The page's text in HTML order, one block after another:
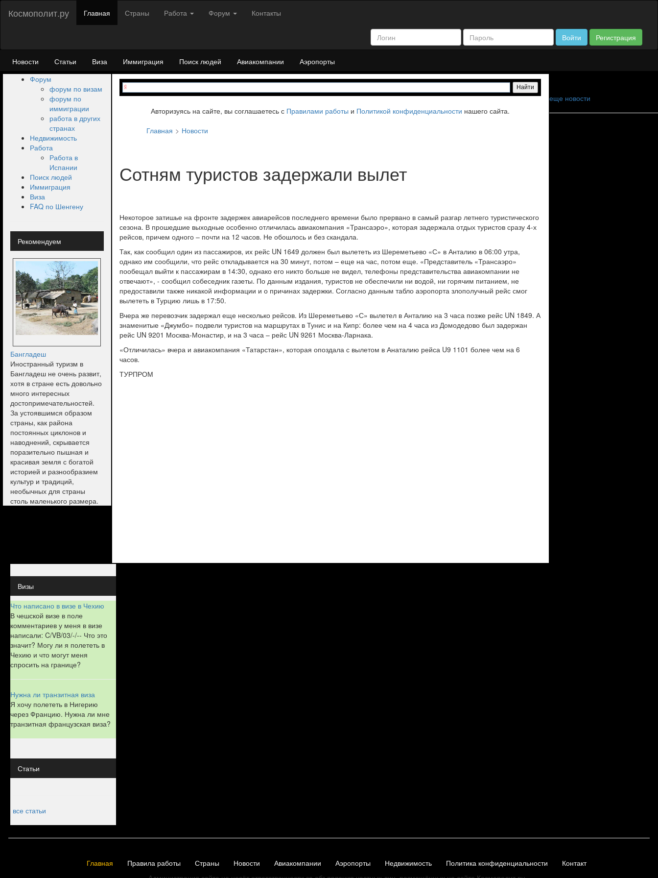
Космополит.ру Главная Страны Работа Форум Контакты
Войти Регистрация
Новости Статьи Виза Иммиграция Поиск людей Авиакомпании
Аэропорты
Форум
форум по визам
форум по
иммиграции
работа в других
странах
Недвижимость
Работа
Работа в
Испании
Поиск людей
Иммиграция
Виза
FAQ по Шенгену
Рекомендуем
Бангладеш
Иностранный туризм в
Бангладеш не очень развит,
хотя в стране есть довольно
много интересных
достопримечательностей.
За устоявшимся образом
страны, как района
постоянных циклонов и
наводнений, скрывается
поразительно пышная и
красивая земля с богатой
историей и разнообразием
культур и традиций,
необычных для страны
столь маленького размера.
Авторизуясь на сайте, вы соглашаетесь с Правилами работы и Политикой конфиденциальности нашего сайта.
Главная
Новости
Сотням туристов задержали вылет
Некоторое затишье на фронте задержек авиарейсов последнего времени было прервано в самый разгар летнего туристического
сезона. В прошедшие выходные особенно отличилась авиакомпания «Трансаэро», которая задержала отдых туристов сразу 4-х
рейсов, причем одного – почти на 12 часов. Не обошлось и без скандала.
Так, как сообщил один из пассажиров, их рейс UN 1649 должен был вылететь из Шереметьево «С» в Анталию в 06:00 утра,
однако им сообщили, что рейс откладывается на 30 минут, потом – еще на час, потом еще. «Представитель «Трансаэро»
пообещал выйти к пассажирам в 14:30, однако его никто больше не видел, телефоны представительства авиакомпании не
отвечают», - сообщил собеседник газеты. По данным издания, туристов не обеспечили ни водой, ни горячим питанием, не
предоставили также никакой информации и о причинах задержки. Согласно данным табло аэропорта злополучный рейс смог
вылететь в Турцию лишь в 17:50.
Вчера же перевозчик задержал еще несколько рейсов. Из Шереметьево «С» вылетел в Анталию на 3 часа позже рейс UN 1849. А
знаменитые «Джумбо» подвели туристов на маршрутах в Тунис и на Кипр: более чем на 4 часа из Домодедово был задержан
рейс UN 9201 Москва-Монастир, и на 3 часа – рейс UN 9261 Москва-Ларнака.
«Отличилась» вчера и авиакомпания «Татарстан», которая опоздала с вылетом в Анаталию рейса U9 1101 более чем на 6
часов.
ТУРПРОМ
еще новости
Визы
Что написано в визе в Чехию
В чешской визе в поле
комментариев у меня в визе
написали: C/VB/03/-/-- Что это
значит? Могу ли я полететь в
Чехию и что могут меня
спросить на границе?
Нужна ли транзитная виза
Я хочу полететь в Нигерию
через Францию. Нужна ли мне
транзитная французская виза?
Статьи
все статьи
Главная Правила работы Страны Новости Авиакомпании Аэропорты Недвижимость Политика конфиденциальности Контакт